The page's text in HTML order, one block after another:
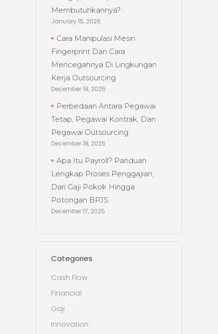
Membutuhkannya?
January 15, 2026
Cara Manipulasi Mesin
Fingerprint Dan Cara
Mencegahnya Di Lingkungan
Kerja Outsourcing
December 18, 2025
Perbedaan Antara Pegawai
Tetap, Pegawai Kontrak, Dan
Pegawai Outsourcing
December 18, 2025
Apa Itu Payroll? Panduan
Lengkap Proses Penggajian,
Dari Gaji Pokok Hingga
Potongan BPJS
December 17, 2025
Categories
Cash Flow
Financial
Gaji
Innovation